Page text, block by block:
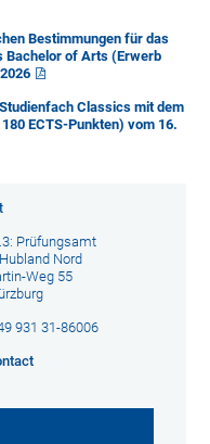
Bestimmungen für das
Bachelor of Arts (Erwerb
Classics mit dem
ECTS-Punkten) vom 16.
Prüfungsamt
Nord
Weg 55
931 31-86006